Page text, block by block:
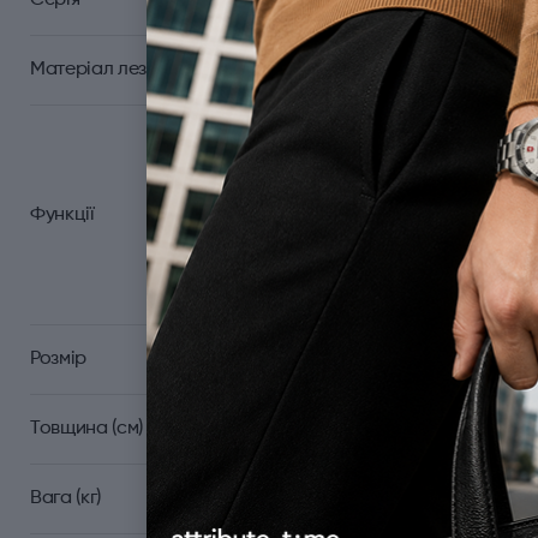
Матеріал леза
Функції
Велика пласка
Зубочистка; Кільце/
ніж; Гачок
Мале лезо; Ножиці;
для зняття
Розмір
Товщина (см)
Вага (кг)